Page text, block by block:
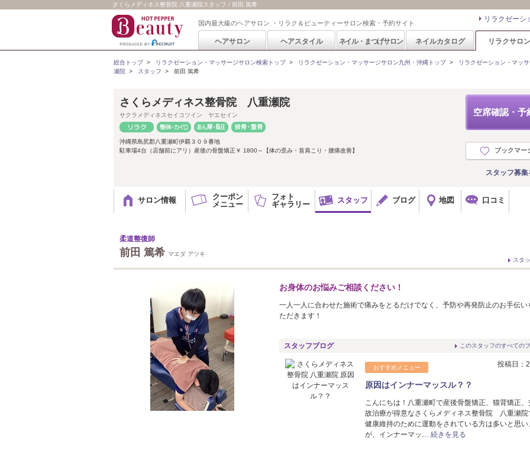
さくらメディネス整骨院 八重瀬院スタッフ / 前田 篤希
国内最大級のヘアサロン ・リラク＆ビューティーサロン検索・予約サイト リラクゼーシ
ヘアサロン ヘアスタイル ネイル・まつげサロン ネイルカタログ リラクサロン
総合トップ> リラクゼーション・マッサージサロン検索トップ> リラクゼーション・マッサージサロン九州・沖縄トップ> リラクゼーション・マッ
瀬院 > スタッフ > 前田 篤希
空席確認・予
ブックマー
スタッフ募集
さくらメディネス整骨院 八重瀬院
サクラメディネスセイコツイン ヤエセイン
沖縄県島尻郡八重瀬町伊覇３０９番地
駐車場4台（店舗前にアリ）産後の骨盤矯正￥ 1800～【体の歪み・首肩こり・腰痛改善】
サロン情報
クーポン
メニュー
フォト
ギャラリー
スタッフ ブログ 地図 口コミ
柔道整復師
前田 篤希 マエダ アツキ
スタ
お身体のお悩みご相談ください！
一人一人に合わせた施術で痛みをとるだけでなく、予防や再発防止のお手伝い
ただきます！
スタッフブログ このスタッフのすべての
おすすめメニュー 投稿日：
原因はインナーマッスル？？
こんにちは！八重瀬町で産後骨盤矯正、猫背矯正
故治療が得意なさくらメディネス整骨院 八重瀬院
健康維持のために運動をされている方は多いと思い
が、インナーマッ… 続きを見る